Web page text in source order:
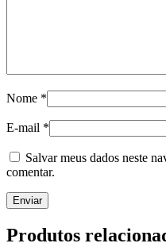
Nome *
E-mail *
Salvar meus dados neste
comentar.
Produtos